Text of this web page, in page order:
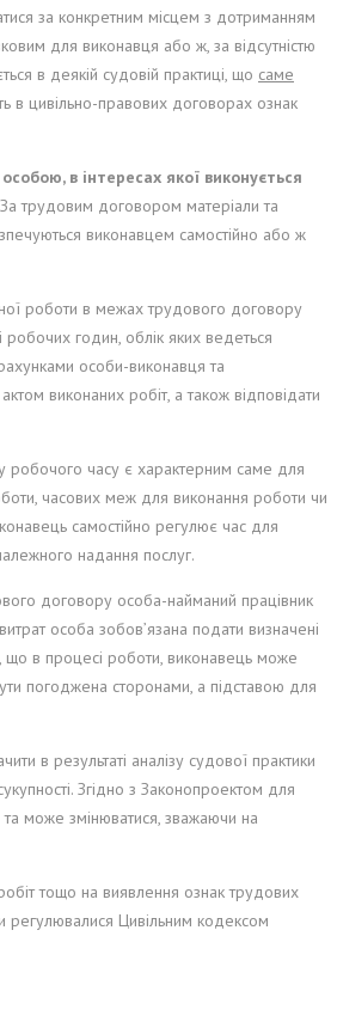
за конкретним місцем з дотриманням
для виконавця або ж, за відсутністю
в деякій судовій практиці, що саме
в цивільно-правових договорах ознак
в інтересах якої виконується
трудовим договором матеріали та
виконавцем самостійно або ж
роботи в межах трудового договору
годин, облік яких ведеться
особи-виконавця та
виконаних робіт, а також відповідати
часу є характерним саме для
часових меж для виконання роботи чи
самостійно регулює час для
надання послуг.
договору особа-найманий працівник
особа зобов’язана подати визначені
що в процесі роботи, виконавець може
погоджена сторонами, а підставою для
в результаті аналізу судової практики
Згідно з Законопроектом для
може змінюватися, зважаючи на
тощо на виявлення ознак трудових
регулювалися Цивільним кодексом